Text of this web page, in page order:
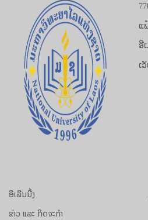
ແ
ອີ
ເ
ອີເລີນນີ້ງ
ຂ່າວ ແລະ ກິດຈະກຳ